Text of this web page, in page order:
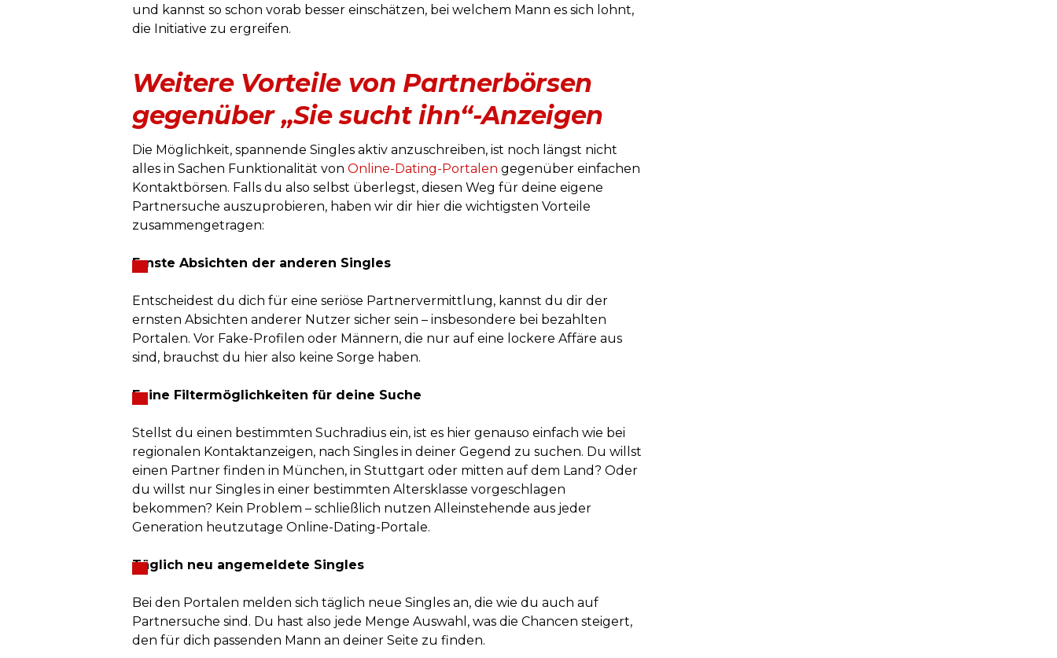
und kannst so schon vorab besser einschätzen, bei welchem Mann es sich lohnt,
die Initiative zu ergreifen.
Weitere Vorteile von Partnerbörsen
gegenüber „Sie sucht ihn“-Anzeigen
Die Möglichkeit, spannende Singles aktiv anzuschreiben, ist noch längst nicht
alles in Sachen Funktionalität von Online-Dating-Portalen gegenüber einfachen
Kontaktbörsen. Falls du also selbst überlegst, diesen Weg für deine eigene
Partnersuche auszuprobieren, haben wir dir hier die wichtigsten Vorteile
zusammengetragen:
Ernste Absichten der anderen Singles
Entscheidest du dich für eine seriöse Partnervermittlung, kannst du dir der
ernsten Absichten anderer Nutzer sicher sein – insbesondere bei bezahlten
Portalen. Vor Fake-Profilen oder Männern, die nur auf eine lockere Affäre aus
sind, brauchst du hier also keine Sorge haben.
Feine Filtermöglichkeiten für deine Suche
Stellst du einen bestimmten Suchradius ein, ist es hier genauso einfach wie bei
regionalen Kontaktanzeigen, nach Singles in deiner Gegend zu suchen. Du willst
einen Partner finden in München, in Stuttgart oder mitten auf dem Land? Oder
du willst nur Singles in einer bestimmten Altersklasse vorgeschlagen
bekommen? Kein Problem – schließlich nutzen Alleinstehende aus jeder
Generation heutzutage Online-Dating-Portale.
Täglich neu angemeldete Singles
Bei den Portalen melden sich täglich neue Singles an, die wie du auch auf
Partnersuche sind. Du hast also jede Menge Auswahl, was die Chancen steigert,
den für dich passenden Mann an deiner Seite zu finden.